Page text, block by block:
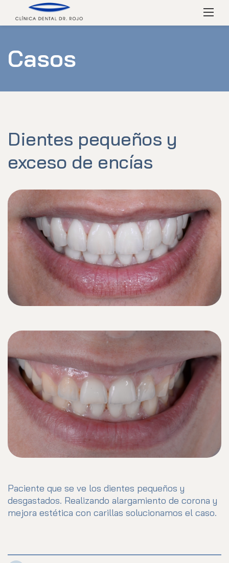
content
Menú
Casos
Dientes pequeños y
exceso de encías
Paciente que se ve los dientes pequeños y
desgastados. Realizando alargamiento de corona y
mejora estética con carillas solucionamos el caso.